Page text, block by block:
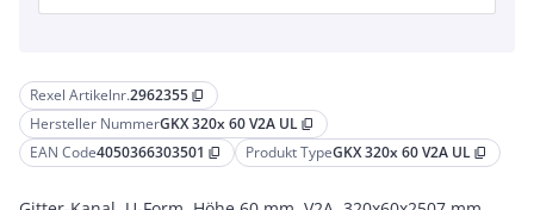
Rexel Artikelnr.2962355 content_copy
Hersteller NummerGKX 320x 60 V2A UL content_copy
EAN Code4050366303501 content_copy Produkt TypeGKX 320x 60 V2A UL content_copy